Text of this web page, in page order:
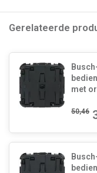
Gerelateerde
met
50,46